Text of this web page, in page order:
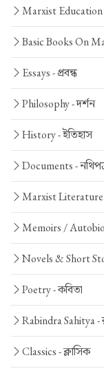
Marxist
Basic Books On
Essays -প্রবন্ধ
Philosophy -দর্শন
History -ইতিহাস
Documents -
Marxist
Memoirs /
Novels & Short
Poetry -কবিতা
Rabindra Sahitya -
Classics -ক্লাসিক